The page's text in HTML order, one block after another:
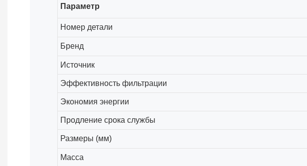
Параметр
Номер детали
Бренд
Источник
Эффективность фильтрации
Экономия энергии
Продление срока службы
Размеры (мм)
Масса